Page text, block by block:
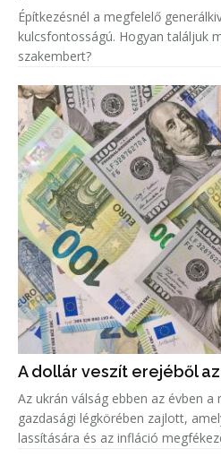
Építkezésnél a megfelelő
kulcsfontosságú. Hogyan találjuk
szakembert?
A dollár veszít erejéből
Az ukrán válság ebben az évben a
gazdasági légkörében zajlott,
lassítására és az infláció